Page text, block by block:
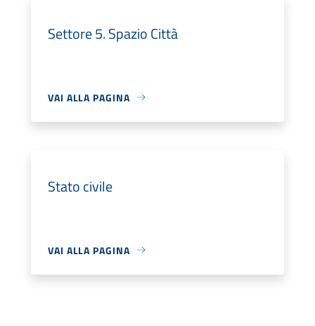
Settore 5. Spazio Città
VAI ALLA PAGINA
Stato civile
VAI ALLA PAGINA